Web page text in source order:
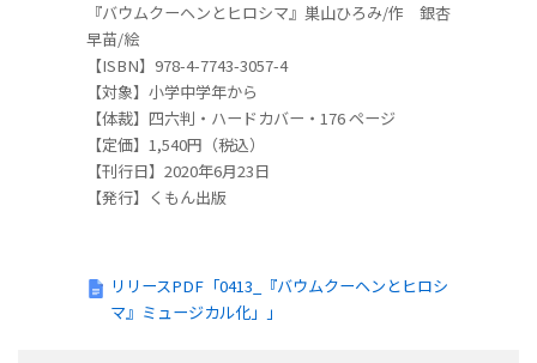
『バウムクーヘンとヒロシマ』巣山ひろみ/作 銀杏
早苗/絵
【ISBN】978-4-7743-3057-4
【対象】小学中学年から
【体裁】四六判・ハードカバー・176 ページ
【定価】1,540円（税込）
【刊行日】2020年6月23日
【発行】くもん出版
リリースPDF「0413_『バウムクーヘンとヒロシ
マ』ミュージカル化」」